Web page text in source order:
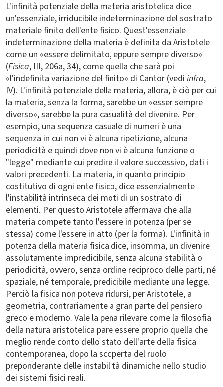
L'infinità potenziale della materia aristotelica dice
un'essenziale, irriducibile indeterminazione del sostrato
materiale finito dell'ente fisico. Quest'essenziale
indeterminazione della materia è definita da Aristotele
come un «essere delimitato, eppure sempre diverso»
(Fisica, III, 206a, 34), come quella che sarà poi
«l'indefinita variazione del finito» di Cantor (vedi infra,
IV). L'infinità potenziale della materia, allora, è ciò per cui
la materia, senza la forma, sarebbe un «esser sempre
diverso», sarebbe la pura casualità del divenire. Per
esempio, una sequenza casuale di numeri è una
sequenza in cui non vi è alcuna ripetizione, alcuna
periodicità e quindi dove non vi è alcuna funzione o
"legge" mediante cui predire il valore successivo, dati i
valori precedenti. La materia, in quanto principio
costitutivo di ogni ente fisico, dice essenzialmente
l'instabilità intrinseca dei moti di un sostrato di
elementi. Per questo Aristotele affermava che alla
materia compete tanto l'essere in potenza (per se
stessa) come l'essere in atto (per la forma). L'infinità in
potenza della materia fisica dice, insomma, un divenire
assolutamente impredicibile, senza alcuna stabilità o
periodicità, ovvero, senza ordine reciproco delle parti, né
spaziale, né temporale, predicibile mediante una legge.
Perciò la fisica non poteva ridursi, per Aristotele, a
geometria, contrariamente a gran parte del pensiero
greco e moderno. Vale la pena rilevare come la filosofia
della natura aristotelica pare essere proprio quella che
meglio rende conto dello stato dell'arte della fisica
contemporanea, dopo la scoperta del ruolo
preponderante delle instabilità dinamiche nello studio
dei sistemi fisici reali.